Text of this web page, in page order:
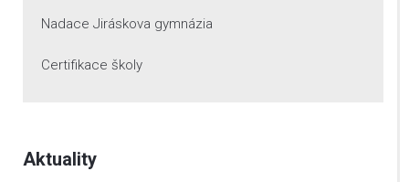
Nadace Jiráskova gymnázia
Certifikace školy
Aktuality